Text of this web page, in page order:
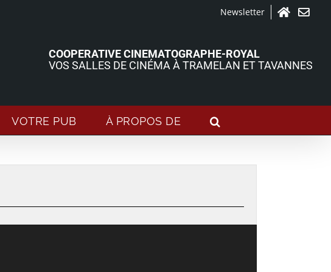
Newsletter
COOPERATIVE CINEMATOGRAPHE-ROYAL
VOS SALLES DE CINÉMA À TRAMELAN ET TAVANNES
VOTRE PUB À PROPOS DE